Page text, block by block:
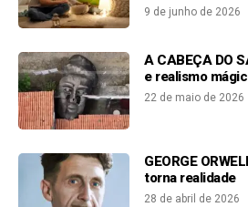
9 de junho de 2026
A CABEÇA DO
e realismo
22 de maio de 2026
GEORGE
torna realidade
28 de abril de 2026